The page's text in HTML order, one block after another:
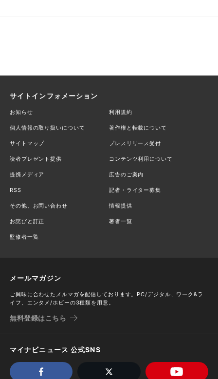
サイトインフォメーション
お知らせ 利用規約
個人情報の取り扱いについて 著作権と転載について
サイトマップ プレスリリース受付
読者プレゼント提供 コンテンツ利用について
提携メディア 広告のご案内
RSS 記者・ライター募集
その他、お問い合わせ 情報提供
お詫びと訂正 著者一覧
監修者一覧
メールマガジン
ご興味に合わせたメルマガを配信しております。PC/デジタル、ワーク&ラ
イフ、エンタメ/ホビーの3種類を用意。
無料登録はこちら
マイナビニュース 公式SNS